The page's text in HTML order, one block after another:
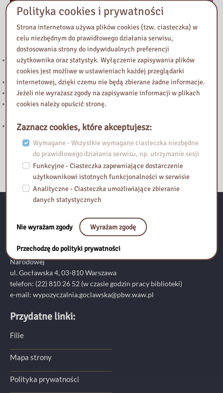
Przeczytaj
221. Kierunek STEAM: rozwój strefy multimedialnej w Bibliotece
Pedagogicznej w Żyrardowie
Powstanie Warszawskie 1944
Nowy wpis na blogu „Biblioteka Vintage”
„Halo! Tu Mazowsze” – podcast Samorządu Województwa
Zapraszamy do lektury nowego wpisu na blogu Biblioteka Vintage!
Pedagogiczna Biblioteka Wojewódzka im. Komisji Edukacji
Narodowej
ul. Gocławska 4, 03-810 Warszawa
telefon: (22) 810 26 52 (w czasie godzin pracy biblioteki)
e-mail: wypozyczalnia.goclawska@pbw.waw.pl
Przydatne linki:
Filie
Mapa strony
Polityka prywatności
Polityka cookies i prywatności
Strona internetowa używa plików cookies (tzw. ciasteczka) w
celu niezbędnym do prawidłowego działania serwisu,
dostosowania strony do indywidualnych preferencji
użytkownika oraz statystyk. Wyłączenie zapisywania plików
cookies jest możliwe w ustawieniach każdej przeglądarki
internetowej, dzięki czemu nie będą zbierane żadne informacje.
Jeżeli nie wyrażasz zgody na zapisywanie informacji w plikach
cookies należy opuścić stronę.
Zaznacz cookies, które akceptujesz:
Wymagane - Wszystkie wymagane ciasteczka niezbędne
do prawidłowego działania serwisu, np. utrzymanie sesji
Funkcyjne - Ciasteczka zapewniające dostarczenie
użytkownikowi istotnych funkcjonalności w serwisie
Analityczne - Ciasteczka umożliwiające zbieranie
danych statystycznych
Nie wyrażam zgody Wyrażam zgodę
Przechodzę do polityki prywatności